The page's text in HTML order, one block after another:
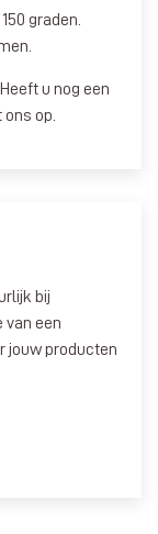
graden.
u nog een
op.
bij
van een
jouw producten